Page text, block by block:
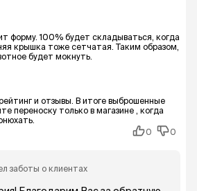
форму. 100% будет складываться, когда
крышка тоже сетчатая. Таким образом,
будет мокнуть.
и отзывы. В итоге выброшенные
переноску только в магазине , когда
0
0
заботы о клиентах